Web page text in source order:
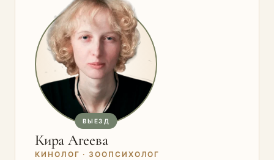
ВЫЕЗД
Кира Агеева
КИНОЛОГ · ЗООПСИХОЛОГ